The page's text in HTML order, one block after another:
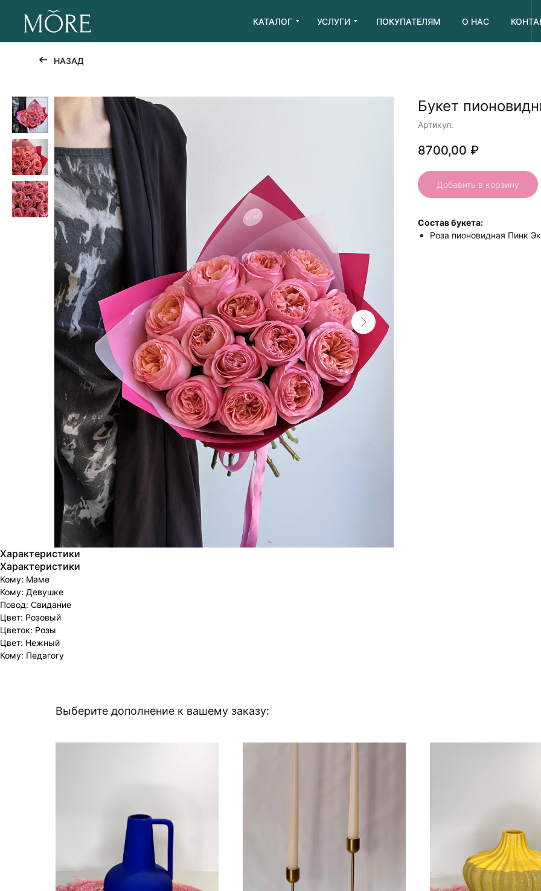
НАЗАД
ПОКУПАТЕЛЯМ
КАТАЛОГ О НАС
УСЛУГИ
Букет
Артикул:
8700,00 ₽
Добавить в корзину
Состав букета:
Роза пионовидная Пинк
Характеристики
Характеристики
Кому: Маме
Кому: Девушке
Повод: Свидание
Цвет: Розовый
Цветок: Розы
Цвет: Нежный
Кому: Педагогу
Выберите дополнение к вашему заказу: